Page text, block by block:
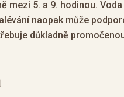
mezi 5. a 9. hodinou.
naopak může
důkladně